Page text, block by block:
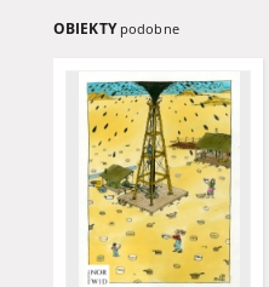
OBIEKTY podobne